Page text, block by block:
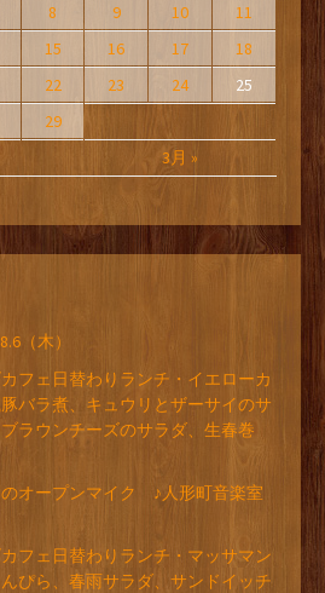
3月 »
8 9 10
11
15 16 17
18
22 23 24
25
29
（木）
フェ日替わりランチ・イエローカ
バラ煮、キュウリとザーサイのサ
ラウンチーズのサラダ、生春巻
オープンマイク ♪人形町音楽室
フェ日替わりランチ・マッサマン
ぴら、春雨サラダ、サンドイッチ